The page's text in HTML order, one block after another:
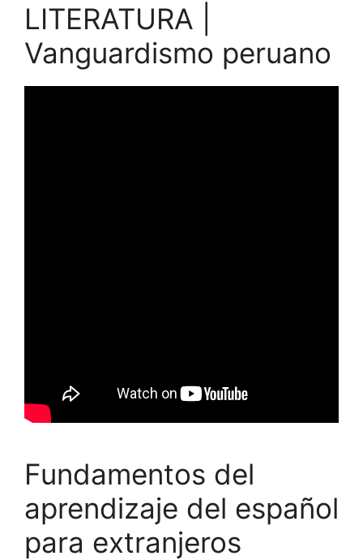
LITERATURA |
Vanguardismo peruano
Fundamentos del
aprendizaje del español
para extranjeros